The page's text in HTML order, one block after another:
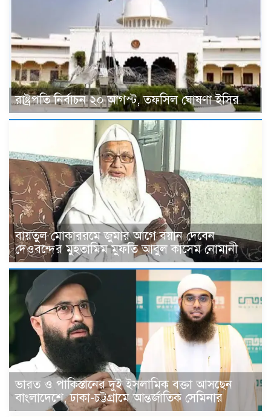
রাষ্ট্রপতি নির্বাচন ২০ আগস্ট, তফসিল ঘোষণা ইসির
বায়তুল মোকাররমে জুমার আগে বয়ান দেবেন
দেওবন্দের মুহতামিম মুফতি আবুল কাসেম নোমানী
ভারত ও পাকিস্তানের দুই ইসলামিক বক্তা আসছেন
বাংলাদেশে, ঢাকা-চট্টগ্রামে আন্তর্জাতিক সেমিনার